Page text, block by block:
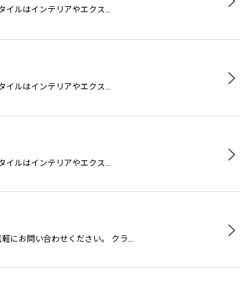
イルはインテリアやエクス…
ルはインテリアやエクス…
イルはインテリアやエクス…
にお問い合わせください。 クラ…